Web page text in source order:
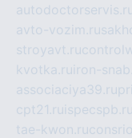
avto-vozim.ru
stroyavt.ru
kvotka.ru iron-
associaciya39.ru
cpt21.ru ispecspb.ru
tae-kwon.ru